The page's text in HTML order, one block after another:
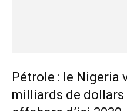
Pétrole : le Nigeria
milliards de dollars